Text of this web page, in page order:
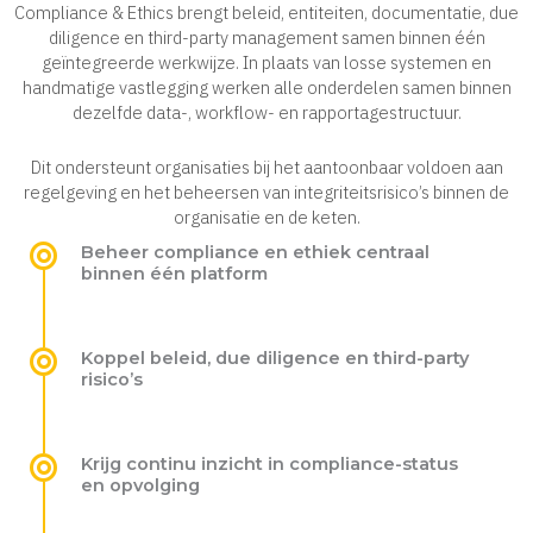
Compliance & Ethics brengt beleid, entiteiten, documentatie, due
diligence en third-party management samen binnen één
geïntegreerde werkwijze. In plaats van losse systemen en
handmatige vastlegging werken alle onderdelen samen binnen
dezelfde data-, workflow- en rapportagestructuur.
Dit ondersteunt organisaties bij het aantoonbaar voldoen aan
regelgeving en het beheersen van integriteitsrisico’s binnen de
organisatie en de keten.
Beheer compliance en ethiek centraal
binnen één platform
Koppel beleid, due diligence en third-party
risico’s
Krijg continu inzicht in compliance-status
en opvolging